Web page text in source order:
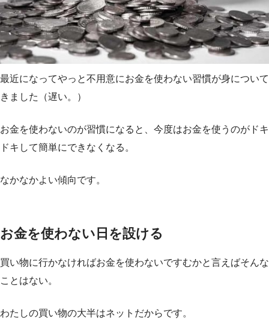
最近になってやっと不用意にお金を使わない習慣が身について
きました（遅い。）
お金を使わないのが習慣になると、今度はお金を使うのがドキ
ドキして簡単にできなくなる。
なかなかよい傾向です。
お金を使わない日を設ける
買い物に行かなければお金を使わないですむかと言えばそんな
ことはない。
わたしの買い物の大半はネットだからです。